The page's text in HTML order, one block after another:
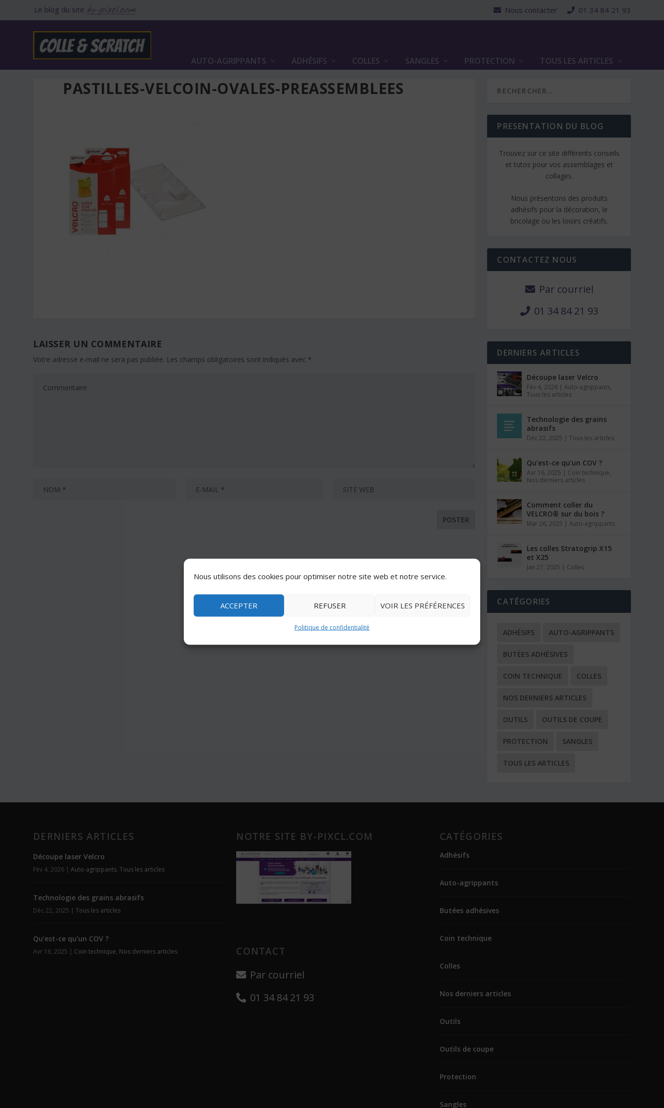
Nous utilisons des cookies pour optimiser notre site web et notre service.
ACCEPTER REFUSER VOIR LES PRÉFÉRENCES
Politique de confidentialité
Le blog du site Nous contacter 01 34 84 21 93
AUTO-AGRIPPANTS ADHÉSIFS COLLES SANGLES PROTECTION TOUS LES ARTICLES
PASTILLES-VELCOIN-OVALES-PREASSEMBLEES
LAISSER UN COMMENTAIRE
Votre adresse e-mail ne sera pas publiée. Les champs obligatoires sont indiqués avec *
PRESENTATION DU BLOG
Trouvez sur ce site différents conseils
et tutos pour vos assemblages et
collages.
Nous présentons des produits
adhésifs pour la décoration, le
bricolage ou les loisirs créatifs.
CONTACTEZ NOUS
Par courriel
01 34 84 21 93
DERNIERS ARTICLES
Découpe laser Velcro
Fév 4, 2026 |Auto-agrippants,
Tous les articles
Technologie des grains
abrasifs
Déc 22, 2025 |Tous les articles
Qu’est-ce qu’un COV ?
Avr 16, 2025 | Coin technique,
Nos derniers articles
Comment coller du
VELCRO® sur du bois ?
Mar 26, 2025 |Auto-agrippants
Les colles Stratogrip X15
et X25
Jan 27, 2025 | Colles
CATÉGORIES
ADHÉSIFS AUTO-AGRIPPANTS
BUTÉES ADHÉSIVES
COIN TECHNIQUE COLLES
NOS DERNIERS ARTICLES
OUTILS OUTILS DE COUPE
PROTECTION SANGLES
TOUS LES ARTICLES
DERNIERS ARTICLES
Découpe laser Velcro
Fév 4, 2026 |Auto-agrippants,Tous les articles
Technologie des grains abrasifs
Déc 22, 2025 |Tous les articles
Qu’est-ce qu’un COV ?
Avr 16, 2025 | Coin technique, Nos derniers articles
NOTRE SITE BY-PIXCL.COM
CONTACT
Par courriel
01 34 84 21 93
CATÉGORIES
Adhésifs
Auto-agrippants
Butées adhésives
Coin technique
Colles
Nos derniers articles
Outils
Outils de coupe
Protection
Sangles